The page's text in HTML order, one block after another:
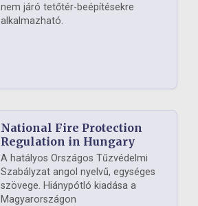
nem járó tetőtér-beépítésekre
alkalmazható.
National Fire Protection
Regulation in Hungary
A hatályos Országos Tűzvédelmi
Szabályzat angol nyelvű, egységes
szövege. Hiánypótló kiadása a
Magyarországon